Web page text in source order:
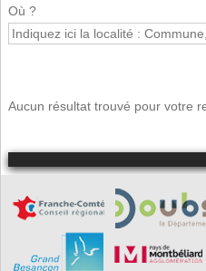
Où ?
Aucun résultat trouvé pour votre